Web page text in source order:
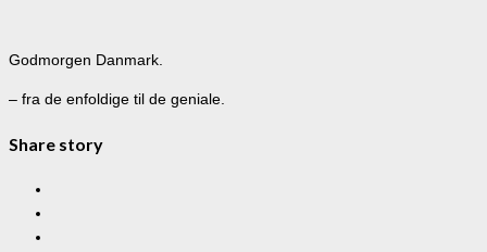
Godmorgen Danmark.
– fra de enfoldige til de geniale.
Share story